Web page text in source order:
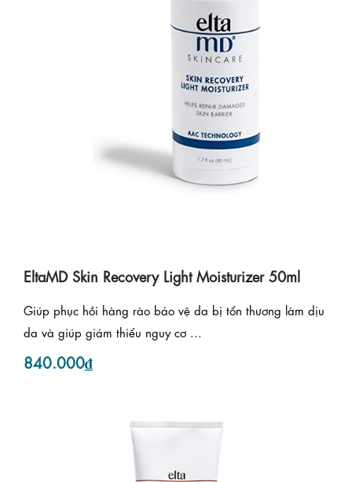
EltaMD Skin Recovery Light Moisturizer 50ml
Giúp phục hồi hàng rào bảo vệ da bị tổn thương làm dịu
da và giúp giảm thiểu nguy cơ ...
840.000₫